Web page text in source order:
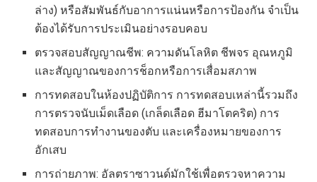
ล่าง) หรือสัมพันธ์กับอาการแน่นหรือการป้องกัน จำเป็น
ต้องได้รับการประเมินอย่างรอบคอบ
ตรวจสอบสัญญาณชีพ: ความดันโลหิต ชีพจร อุณหภูมิ
และสัญญาณของการช็อกหรือการเสื่อมสภาพ
การทดสอบในห้องปฏิบัติการ การทดสอบเหล่านี้รวมถึง
การตรวจนับเม็ดเลือด (เกล็ดเลือด ฮีมาโตคริต) การ
ทดสอบการทำงานของตับ และเครื่องหมายของการ
อักเสบ
การถ่ายภาพ: อัลตราซาวนด์มักใช้เพื่อตรวจหาความ